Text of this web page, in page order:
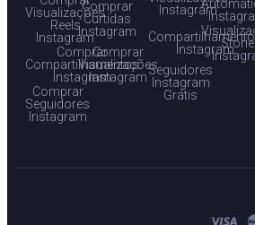
Visualizações
Reels
Instagram
Comprar
Curtidas
Instagram
Comprar
Compartilhamentos
Instagram
Comprar
Visualizações
Instagram
Comprar
Seguidores
Instagram
Instagram
Instagram
Seguidores
Instagram
Grátis